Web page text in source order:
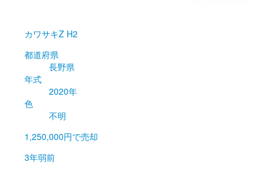
カワサキZ H2
都道府県
長野県
年式
2020年
色
不明
1,250,000円で売却
3年弱前